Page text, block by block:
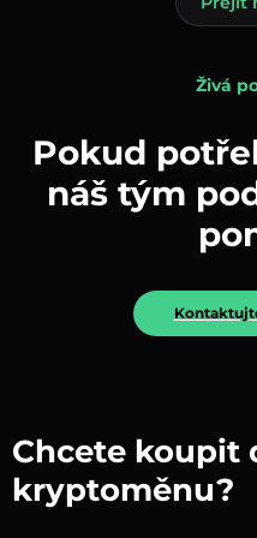
Živá
Pokud
náš tým
Chcete koupit
kryptoměnu?